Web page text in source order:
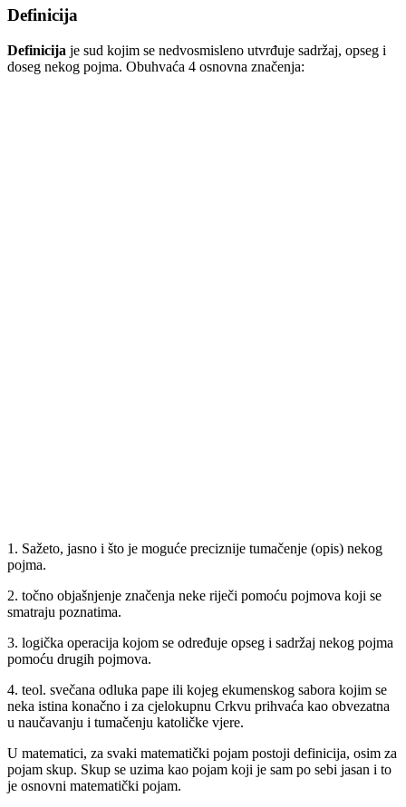
Definicija
Definicija je sud kojim se nedvosmisleno utvrđuje sadržaj, opseg i
doseg nekog pojma. Obuhvaća 4 osnovna značenja:
1. Sažeto, jasno i što je moguće preciznije tumačenje (opis) nekog
pojma.
2. točno objašnjenje značenja neke riječi pomoću pojmova koji se
smatraju poznatima.
3. logička operacija kojom se određuje opseg i sadržaj nekog pojma
pomoću drugih pojmova.
4. teol. svečana odluka pape ili kojeg ekumenskog sabora kojim se
neka istina konačno i za cjelokupnu Crkvu prihvaća kao obvezatna
u naučavanju i tumačenju katoličke vjere.
U matematici, za svaki matematički pojam postoji definicija, osim za
pojam skup. Skup se uzima kao pojam koji je sam po sebi jasan i to
je osnovni matematički pojam.